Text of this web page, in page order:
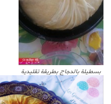
بسطيلة بالدجاج بطريقة تقليدية